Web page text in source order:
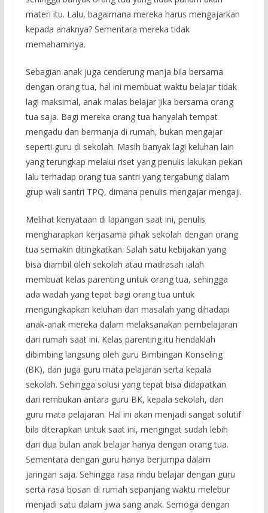
materi itu. Lalu, bagaimana mereka harus mengajarkan
kepada anaknya? Sementara mereka tidak
memahaminya.
Sebagian anak juga cenderung manja bila bersama
dengan orang tua, hal ini membuat waktu belajar tidak
lagi maksimal, anak malas belajar jika bersama orang
tua saja. Bagi mereka orang tua hanyalah tempat
mengadu dan bermanja di rumah, bukan mengajar
seperti guru di sekolah. Masih banyak lagi keluhan lain
yang terungkap melalui riset yang penulis lakukan pekan
lalu terhadap orang tua santri yang tergabung dalam
grup wali santri TPQ, dimana penulis mengajar mengaji.
Melihat kenyataan di lapangan saat ini, penulis
mengharapkan kerjasama pihak sekolah dengan orang
tua semakin ditingkatkan. Salah satu kebijakan yang
bisa diambil oleh sekolah atau madrasah ialah
membuat kelas parenting untuk orang tua, sehingga
ada wadah yang tepat bagi orang tua untuk
mengungkapkan keluhan dan masalah yang dihadapi
anak-anak mereka dalam melaksanakan pembelajaran
dari rumah saat ini. Kelas parenting itu hendaklah
dibimbing langsung oleh guru Bimbingan Konseling
(BK), dan juga guru mata pelajaran serta kepala
sekolah. Sehingga solusi yang tepat bisa didapatkan
dari rembukan antara guru BK, kepala sekolah, dan
guru mata pelajaran. Hal ini akan menjadi sangat solutif
bila diterapkan untuk saat ini, mengingat sudah lebih
dari dua bulan anak belajar hanya dengan orang tua.
Sementara dengan guru hanya berjumpa dalam
jaringan saja. Sehingga rasa rindu belajar dengan guru
serta rasa bosan di rumah sepanjang waktu melebur
menjadi satu dalam jiwa sang anak. Semoga dengan